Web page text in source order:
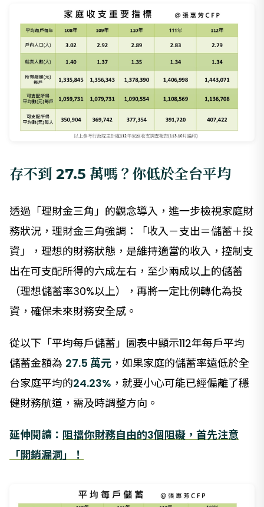
存不到 27.5 萬嗎？你低於全台平均
透過「理財金三角」的觀念導入，進一步檢視家庭財
務狀況，理財金三角強調：「收入－支出＝儲蓄＋投
資」，理想的財務狀態，是維持適當的收入，控制支
出在可支配所得的六成左右，至少兩成以上的儲蓄
（理想儲蓄率30%以上），再將一定比例轉化為投
資，確保未來財務安全感。
從以下「平均每戶儲蓄」圖表中顯示112年每戶平均
儲蓄金額為 27.5 萬元 ，如果家庭的儲蓄率遠低於全
台家庭平均的24.23% ，就要小心可能已經偏離了穩
健財務航道，需及時調整方向。
延伸閱讀： 阻擋你財務自由的3個阻礙，首先注意
「開銷漏洞」！